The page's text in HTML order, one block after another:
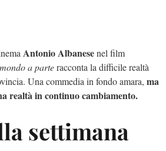
Antonio Albanesenel film
a parteracconta la difficile realtà
Una commedia in fondo amara, ma
realtà in continuo cambiamento.
settimana